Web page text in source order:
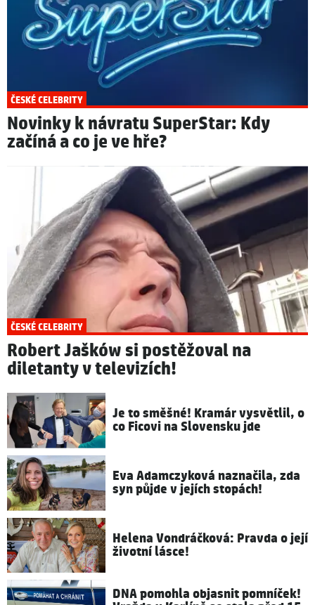
ČESKÉ CELEBRITY
Novinky k návratu SuperStar: Kdy
začíná a co je ve hře?
ČESKÉ CELEBRITY
Robert Jašków si postěžoval na
diletanty v televizích!
Je to směšné! Kramár vysvětlil, o
co Ficovi na Slovensku jde
Eva Adamczyková naznačila, zda
syn půjde v jejích stopách!
Helena Vondráčková: Pravda o její
životní lásce!
DNA pomohla objasnit pomníček!